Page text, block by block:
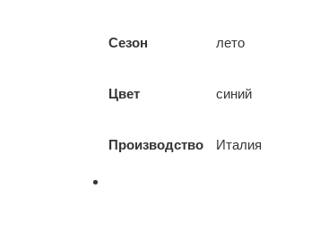
Сезон лето
Цвет синий
Производство Италия